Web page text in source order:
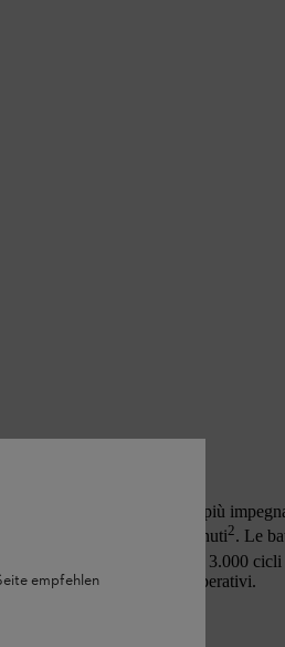
necessaria per le attività più
di ricarica di soli 9 minuti2. Le
hanno una durata di oltre 3.000
riducendo così i costi operativi.
empfehlen